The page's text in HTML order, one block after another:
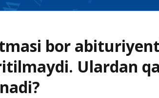
bor
Ulardan